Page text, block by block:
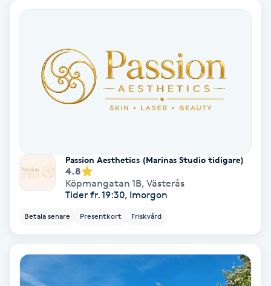
Nagelvård
Naglar reparation
NBE-massage
Olaplex
Passion Aesthetics (Marinas Studio tidigare)
4.8
Köpmangatan 1B, Västerås
Tider fr. 19:30, Imorgon
Betala senare Presentkort Friskvård